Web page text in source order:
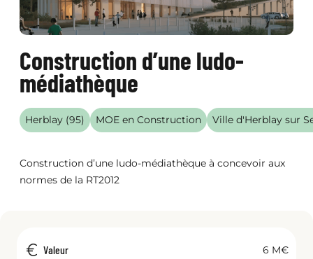
Construction d’une ludo-
médiathèque
Herblay (95) MOE en Construction Ville d'Herblay sur
Construction d’une ludo-médiathèque à concevoir aux
normes de la RT2012
Valeur 6 M€